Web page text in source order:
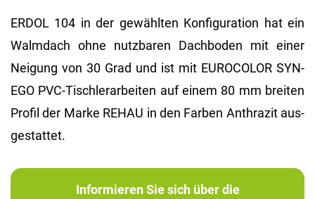
ERDOL 104 in der ge­wähl­ten Kon­fi­gu­ra­ti­on hat ein
Walm­dach ohne nutz­ba­ren Dach­bo­den mit einer
Nei­gung von 30 Grad und ist mit EU­RO­CO­LOR SYN­
EGO PVC-Tisch­ler­ar­bei­ten auf einem 80 mm brei­ten
Pro­fil der Marke REHAU in den Far­ben An­thra­zit aus­
ge­stat­tet.
Informieren Sie sich über die